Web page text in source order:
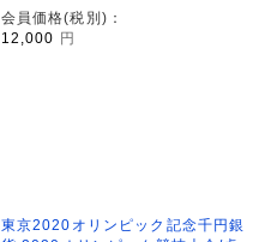
会員価格(税別)：
12,000 円
東京2020オリンピック記念千円銀